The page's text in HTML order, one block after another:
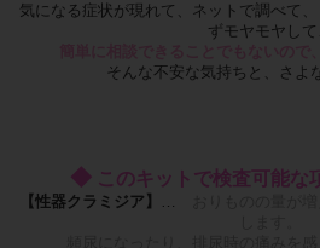
気になる症状が現れて、ネットで調べて
ずモヤモヤし
そんな不安な気持ちと、さよ
◆ このキットで検査可能な
【性器クラミジア】 …